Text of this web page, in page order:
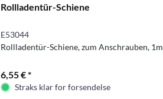
Rollladentür-Schiene
E53044
Rollladentür-Schiene, zum Anschrauben, 1m
6,55 € *
Straks klar for forsendelse